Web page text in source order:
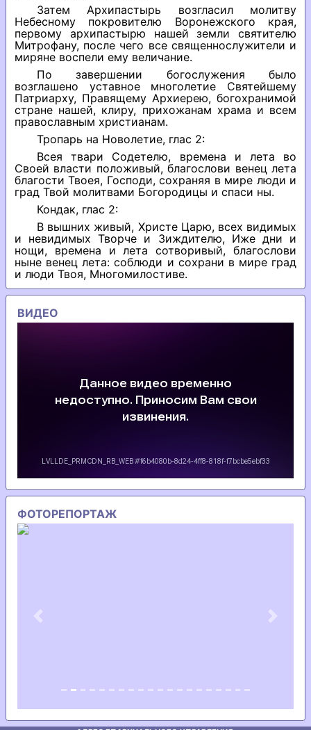
Затем Архипастырь возгласил молитву
Небесному покровителю Воронежского края,
первому архипастырю нашей земли святителю
Митрофану, после чего все священнослужители и
миряне воспели ему величание.
По завершении богослужения было
возглашено уставное многолетие Святейшему
Патриарху, Правящему Архиерею, богохранимой
стране нашей, клиру, прихожанам храма и всем
православным христианам.
Тропарь на Новолетие, глас 2:
Всея твари Содетелю, времена и лета во
Своей власти положивый, благослови венец лета
благости Твоея, Господи, сохраняя в мире люди и
град Твой молитвами Богородицы и спаси ны.
Кондак, глас 2:
В вышних живый, Христе Царю, всех видимых
и невидимых Творче и Зиждителю, Иже дни и
нощи, времена и лета сотворивый, благослови
ныне венец лета: соблюди и сохрани в мире град
и люди Твоя, Многомилостиве.
ВИДЕО
ФОТОРЕПОРТАЖ
Previous Next